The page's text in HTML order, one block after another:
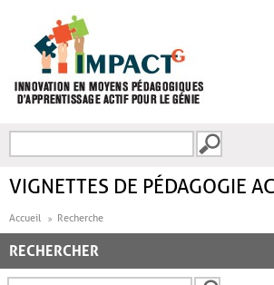
FORMULAIRE DE
VIGNETTES DE PÉDAGOGIE
Accueil Recherche
RECHERCHER